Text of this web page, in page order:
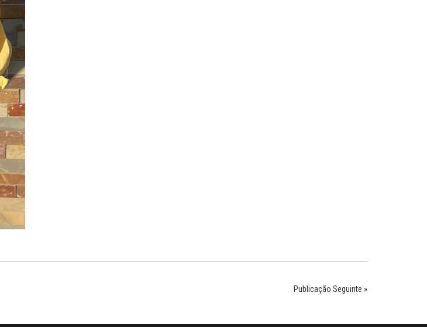
Publicação Seguinte »